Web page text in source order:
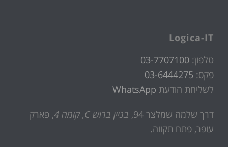
Logica-IT
טלפון:03-7707100
פקס: 03-6444275
לשליחת הודעת WhatsApp
דרך שלמה שמלצר 94, בניין ברוש C, קומה 4
, פארק
עופר, פתח תקווה.